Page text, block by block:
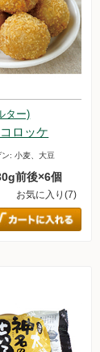
ター)
ロッケ
ン:小麦、大豆
前後×6個
お気に入り(7)